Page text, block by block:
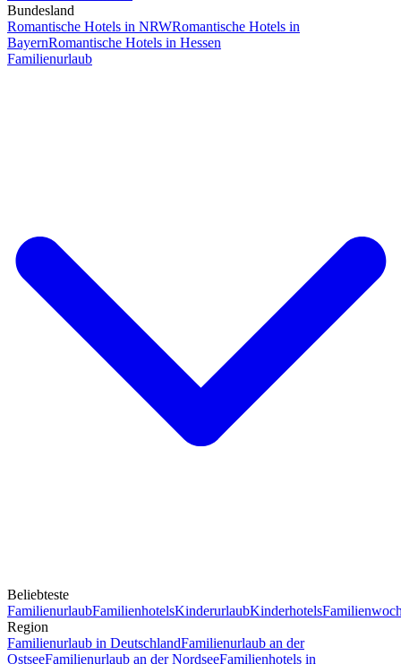
Bundesland
Romantische Hotels in NRWRomantische Hotels in
BayernRomantische Hotels in Hessen
Familienurlaub
Beliebteste
FamilienurlaubFamilienhotelsKinderurlaubKinderhotels
Region
Familienurlaub in DeutschlandFamilienurlaub an der
OstseeFamilienurlaub an der NordseeFamilienhotels in